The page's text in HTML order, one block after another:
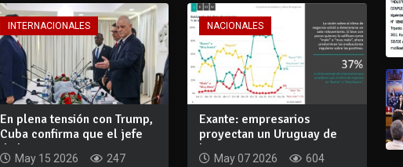
INTERNACIONALES
En plena tensión con Trump,
Cuba confirma que el jefe
de la...
May 15 2026
247
NACIONALES
Exante: empresarios
proyectan un Uruguay de
bajo crecimiento...
May 07 2026
604